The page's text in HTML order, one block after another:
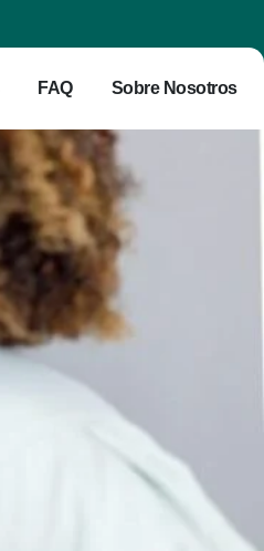
FAQ Sobre Nosotros